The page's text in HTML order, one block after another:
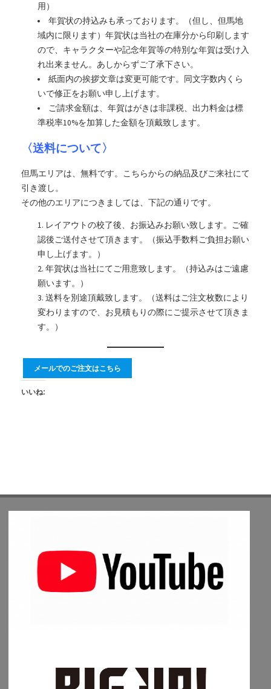
用）
年賀状の持込みも承っております。（但し、但馬地
域内に限ります）年賀状は当社の在庫分から印刷します
ので、キャラクターや記念年賀等の特別な年賀は受け入
れ出来ません。あしからずご了承下さい。
紙面内の挨拶文章は変更可能です。同文字数内くら
いで修正をお願い申し上げます。
ご請求金額は、年賀はがきは非課税、出力料金は標
準税率10%を加算した金額を頂戴致します。
〈送料について〉
但馬エリアは、無料です。こちらからの納品及びご来社にて
引き渡し。
その他のエリアにつきましては、下記の通りです。
レイアウトの校了後、お振込みお願い致します。ご確
認後ご送付させて頂きます。（振込手数料ご負担お願い
申し上げます。）
年賀状は当社にてご用意致します。（持込みはご遠慮
願います。）
送料を別途頂戴致します。（送料はご注文枚数により
変わりますので、お見積もりの際にご提示させて頂きま
す。）
メールでのご注文はこちら
いいね: